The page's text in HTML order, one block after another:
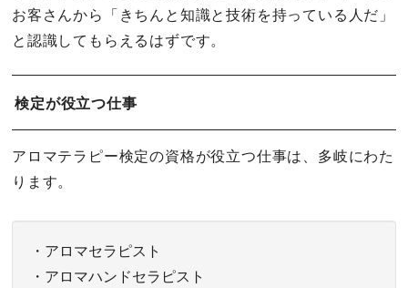
お客さんから「きちんと知識と技術を持っている人だ」
と認識してもらえるはずです。
検定が役立つ仕事
アロマテラピー検定の資格が役立つ仕事は、多岐にわた
ります。
・アロマセラピスト
・アロマハンドセラピスト